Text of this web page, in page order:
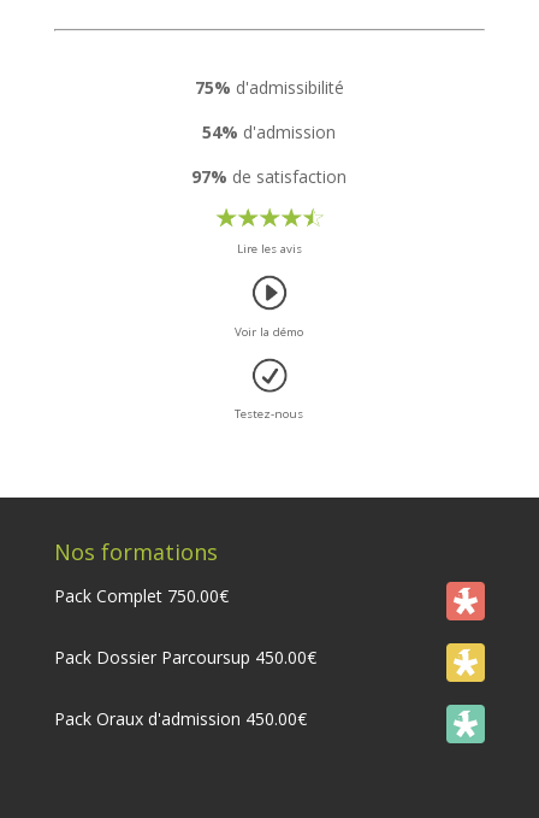
75% d'admissibilité
54% d'admission
97% de satisfaction
Lire les avis
Voir la démo
Testez-nous
Nos formations
Pack Complet 750.00€
Pack Dossier Parcoursup 450.00€
Pack Oraux d'admission 450.00€